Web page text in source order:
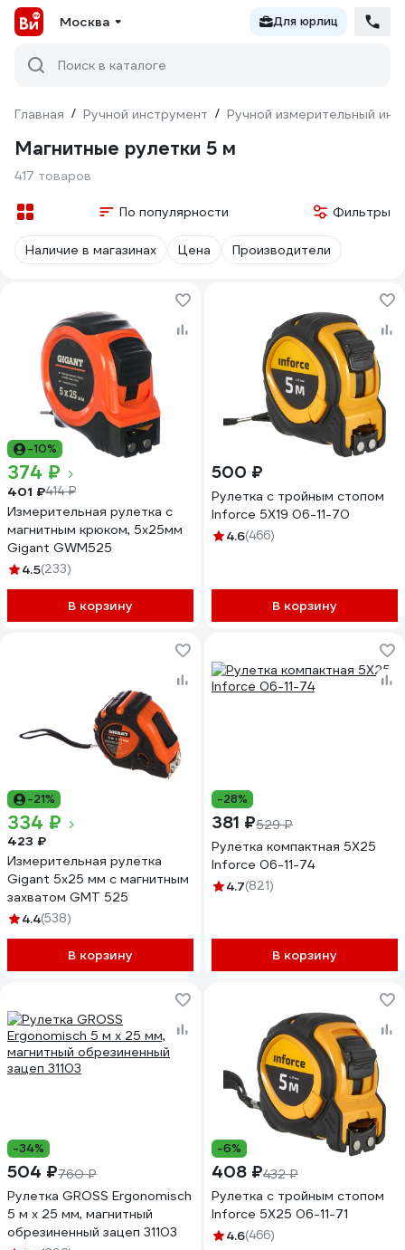
Москва Для юрлиц
Поиск в каталоге
Главная / Ручной инструмент / Ручной измерительный
Магнитные рулетки 5 м
417 товаров
По популярности Фильтры
Наличие в магазинах Цена Производители
-10%
374 ₽
401 ₽414 ₽
Измерительная рулетка с
магнитным крюком, 5x25мм
Gigant GWM525
4.5(233)
В корзину
500 ₽
Рулетка с тройным стопом
Inforce 5Х19 06-11-70
4.6(466)
В корзину
-21%
334 ₽
423 ₽
Измерительная рулетка
Gigant 5x25 мм с магнитным
захватом GMT 525
4.4(538)
В корзину
-28%
381 ₽529 ₽
Рулетка компактная 5Х25
Inforce 06-11-74
4.7(821)
В корзину
-34%
504 ₽760 ₽
Рулетка GROSS Ergonomisch
5 м x 25 мм, магнитный
обрезиненный зацеп 31103
-6%
408 ₽432 ₽
Рулетка с тройным стопом
Inforce 5Х25 06-11-71
4.6(466)